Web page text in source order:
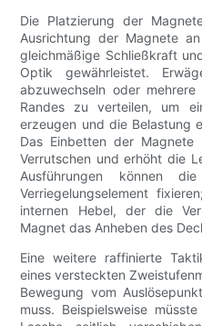
Die Platzierung der
Ausrichtung der Magnete
gleichmäßige Schließkraft
Optik gewährleistet.
abzuwechseln oder
Randes zu verteilen, um
erzeugen und die Belastung
Das Einbetten der
Verrutschen und erhöht die
Ausführungen können
Verriegelungselement
internen Hebel, der die
Magnet das Anheben des
Eine weitere raffinierte
eines versteckten
Bewegung vom
muss. Beispielsweise